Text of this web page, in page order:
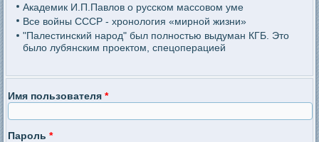
Академик И.П.Павлов о русском массовом уме
Все войны СССР - хронология «мирной жизни»
"Палестинский народ" был полностью выдуман КГБ. Это
было лубянским проектом, спецоперацией
Имя пользователя*
Пароль*